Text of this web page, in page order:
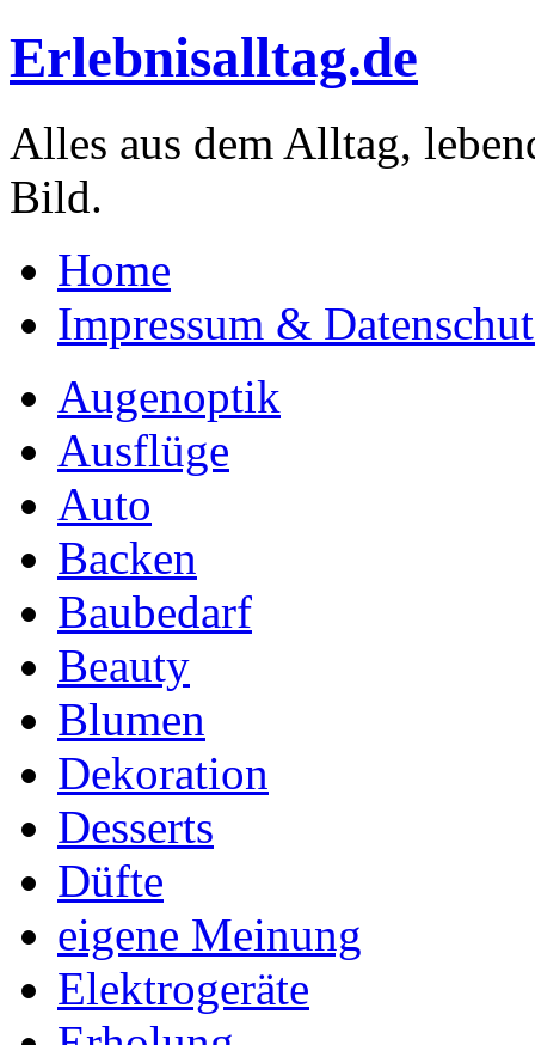
Erlebnisalltag.de
Alles aus dem Alltag,
Bild.
Home
Impressum &
Augenoptik
Ausflüge
Auto
Backen
Baubedarf
Beauty
Blumen
Dekoration
Desserts
Düfte
eigene Meinung
Elektrogeräte